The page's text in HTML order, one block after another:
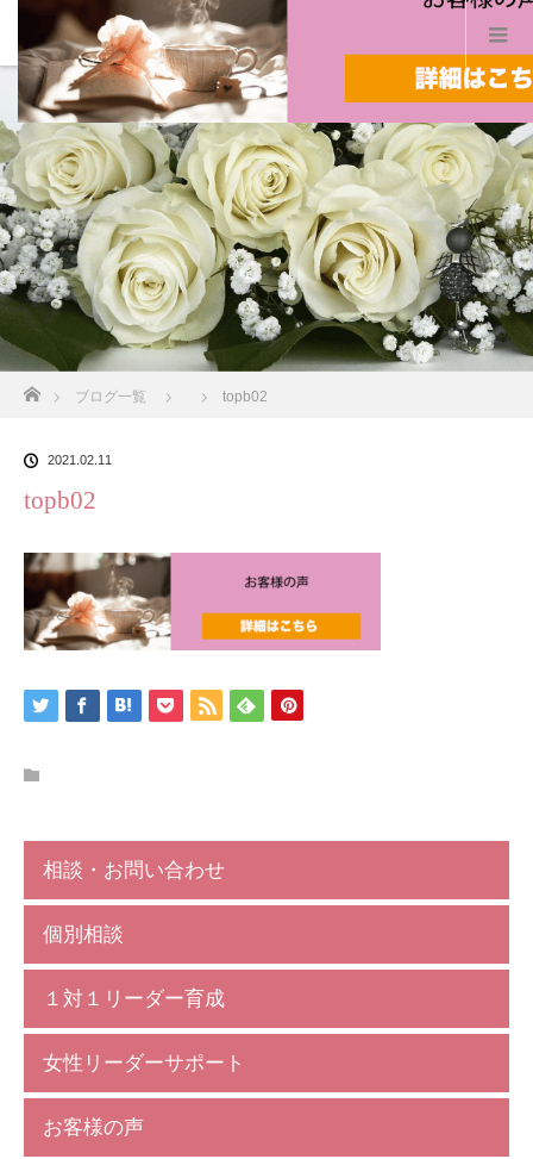
ブログ一覧 topb02
2021.02.11
topb02
相談・お問い合わせ
個別相談
１対１リーダー育成
女性リーダーサポート
お客様の声